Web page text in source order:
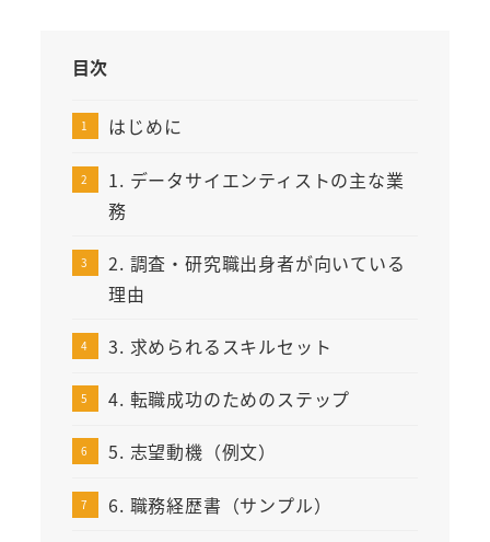
目次
はじめに
1. データサイエンティストの主な業
務
2. 調査・研究職出身者が向いている
理由
3. 求められるスキルセット
4. 転職成功のためのステップ
5. 志望動機（例文）
6. 職務経歴書（サンプル）